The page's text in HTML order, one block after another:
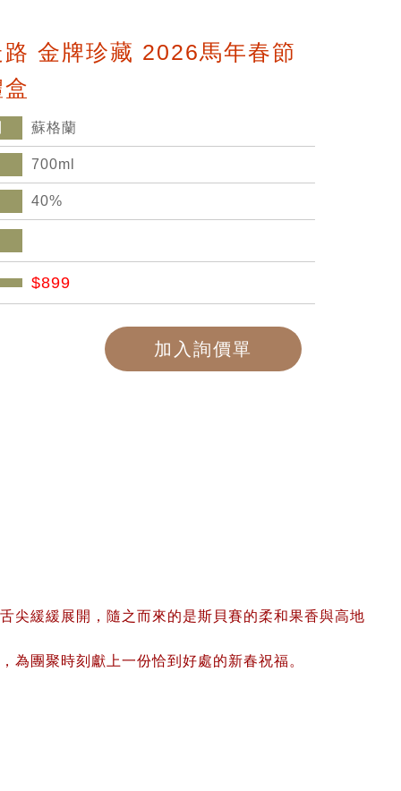
路 金牌珍藏 2026馬年春節
蘇格蘭
700ml
40%
$899
加入詢價單
尖緩緩展開，隨之而來的是斯貝賽的柔和果香與高地
為團聚時刻獻上一份恰到好處的新春祝福。